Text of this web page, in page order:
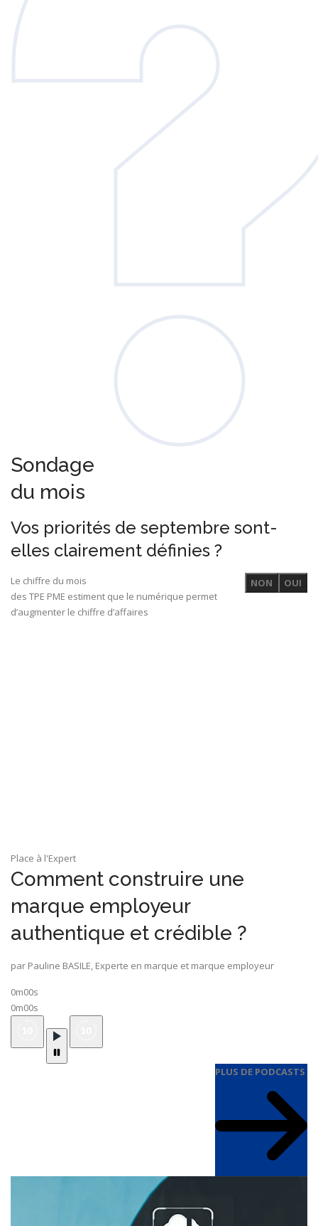
Sondage
du mois
Vos priorités de septembre sont-
elles clairement définies ?
OUI
NON
Le chiffre du mois
des TPE PME estiment que le numérique permet
d’augmenter le chiffre d’affaires
Place à l'Expert
Comment construire une
marque employeur
authentique et crédible ?
par Pauline BASILE, Experte en marque et marque employeur
0m00s
0m00s
PLUS DE PODCASTS